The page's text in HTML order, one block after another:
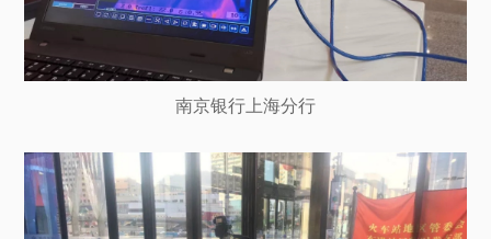
南京银行上海分行